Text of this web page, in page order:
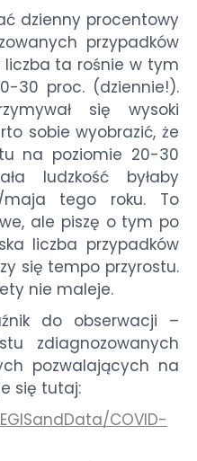
dzienny procentowy
przypadków
liczba ta rośnie w tym
30 proc. (dziennie!).
się wysoki
sobie wyobrazić, że
na poziomie 20-30
ludzkość byłaby
maja tego roku. To
ale piszę o tym po
liczba przypadków
się tempo przyrostu.
nie maleje.
do obserwacji –
zdiagnozowanych
pozwalających na
się tutaj:
COVID-